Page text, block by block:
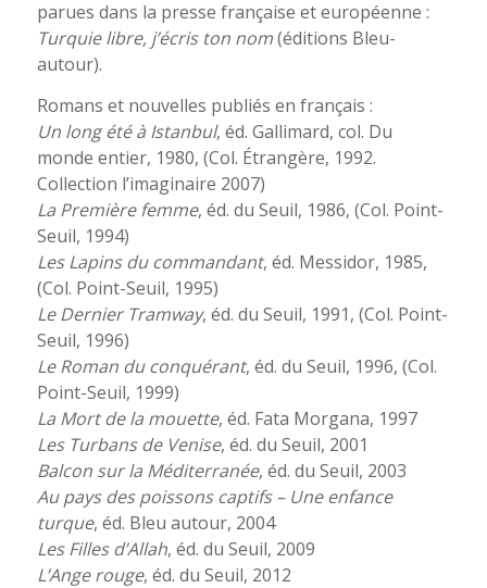
parues dans la presse française et européenne :
Turquie libre, j’écris ton nom(éditions Bleu-
autour).
Romans et nouvelles publiés en français :
Un long été à Istanbul, éd. Gallimard, col. Du
monde entier, 1980, (Col. Étrangère, 1992.
Collection l’imaginaire 2007)
La Première femme, éd. du Seuil, 1986, (Col. Point-
Seuil, 1994)
Les Lapins du commandant, éd. Messidor, 1985,
(Col. Point-Seuil, 1995)
Le Dernier Tramway, éd. du Seuil, 1991, (Col. Point-
Seuil, 1996)
Le Roman du conquérant, éd. du Seuil, 1996, (Col.
Point-Seuil, 1999)
La Mort de la mouette, éd. Fata Morgana, 1997
Les Turbans de Venise, éd. du Seuil, 2001
Balcon sur la Méditerranée, éd. du Seuil, 2003
Au pays des poissons captifs – Une enfance
turque, éd. Bleu autour, 2004
Les Filles d’Allah, éd. du Seuil, 2009
L’Ange rouge, éd. du Seuil, 2012